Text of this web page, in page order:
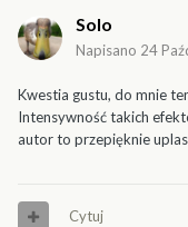
Solo
Napisano 24
Kwestia gustu, do mnie
Intensywność takich
autor to przepięknie
Cytuj